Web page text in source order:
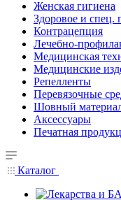
Женская гигиена
Здоровое и спец.
Контрацепция
Лечебно-
Медицинская
Медицинские
Репелленты
Перевязочные
Шовный
Аксессуары
Печатная
Каталог